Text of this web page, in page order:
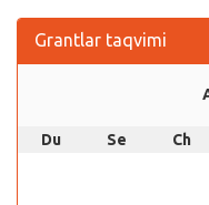
Grantlar taqvimi
Du Se Ch